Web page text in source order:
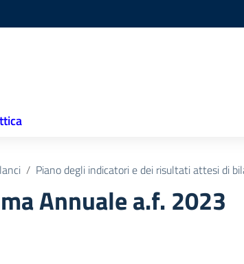
Piano degli indicatori e dei risultati attesi di
Annuale a.f. 2023